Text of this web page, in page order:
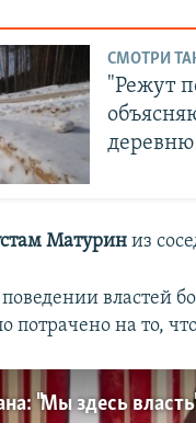
СМОТРИ
"Режут
деревню
Матурин из
властей
потрачено на то,
"Мы здесь